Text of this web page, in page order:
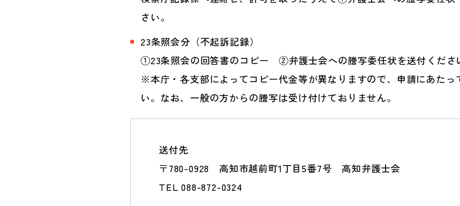
さい。
23条照会分（不起訴記録）
①23条照会の回答書のコピー ②弁護士会への謄写委任状を送付くださ
※本庁・各支部によってコピー代金等が異なりますので、申請にあた
い。なお、一般の方からの謄写は受け付けておりません。
送付先
〒780-0928 高知市越前町1丁目5番7号 高知弁護士会
TEL 088-872-0324